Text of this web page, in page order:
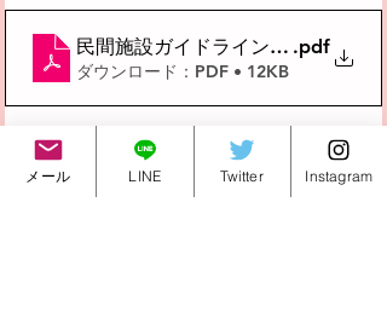
民間施設ガイドライン (PDF12KB)
.pdf
ダウンロード：PDF • 12KB
メール LINE Twitter Instagram